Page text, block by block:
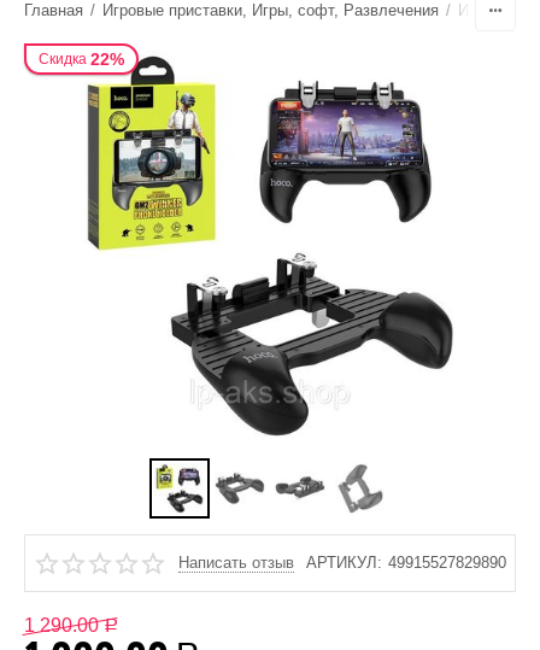
Главная / Игровые приставки, Игры, софт, Развлечения / Игровая
Скидка 22%
Написать отзыв АРТИКУЛ: 49915527829890
1 290.00 Р